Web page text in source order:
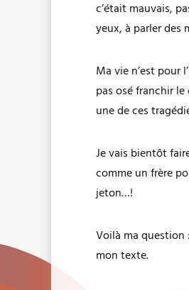
c’était mauvais,
yeux, à parler des
Ma vie n’est pour
pas osé franchir le
une de ces
Je vais bientôt
comme un frère
jeton…!
Voilà ma question
mon texte.